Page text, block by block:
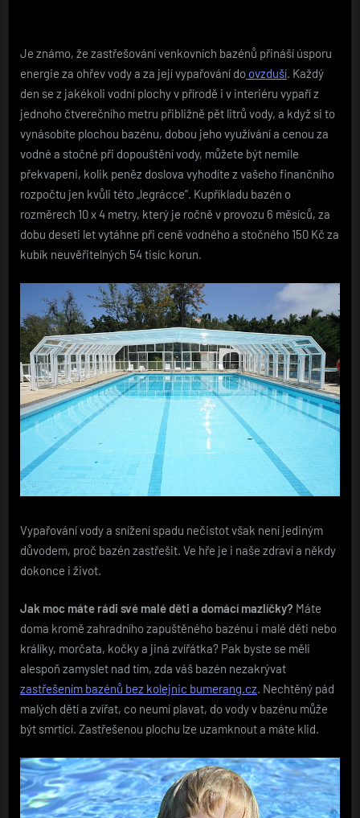
Je známo, že zastřešování venkovních bazénů přináší úsporu
energie za ohřev vody a za její vypařování do ovzduší. Každý
den se z jakékoli vodní plochy v přírodě i v interiéru vypaří z
jednoho čtverečního metru přibližně pět litrů vody, a když si to
vynásobíte plochou bazénu, dobou jeho využívání a cenou za
vodné a stočné při dopouštění vody, můžete být nemile
překvapeni, kolik peněz doslova vyhodíte z vašeho finančního
rozpočtu jen kvůli této „legrácce“. Kupříkladu bazén o
rozměrech 10 x 4 metry, který je ročně v provozu 6 měsíců, za
dobu deseti let vytáhne při ceně vodného a stočného 150 Kč za
kubík neuvěřitelných 54 tisíc korun.
Vypařování vody a snížení spadu nečistot však není jediným
důvodem, proč bazén zastřešit. Ve hře je i naše zdraví a někdy
dokonce i život.
Jak moc máte rádi své malé děti a domácí mazlíčky? Máte
doma kromě zahradního zapuštěného bazénu i malé děti nebo
králíky, morčata, kočky a jiná zvířátka? Pak byste se měli
alespoň zamyslet nad tím, zda váš bazén nezakrývat
zastřešením bazénů bez kolejnic bumerang.cz. Nechtěný pád
malých dětí a zvířat, co neumí plavat, do vody v bazénu může
být smrtící. Zastřešenou plochu lze uzamknout a máte klid.